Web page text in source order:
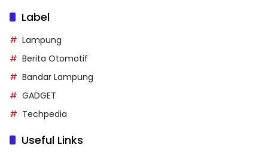
Label
Lampung
Berita Otomotif
Bandar Lampung
GADGET
Techpedia
Useful Links